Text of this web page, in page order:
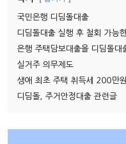
국민은행 디딤돌대출
디딤돌대출 실행 후 철회 가능
은행 주택담보대출을 디딤돌대
실거주 의무제도
생애 최초 주택 취득세 200만
디딤돌, 주거안정대출 관련글